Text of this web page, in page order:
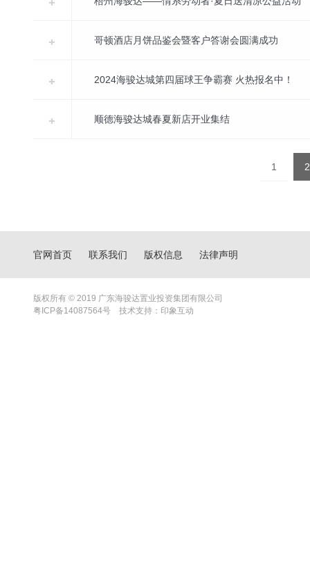
哥顿酒店月饼品鉴会暨客户答谢会圆满成功
2024海骏达城第四届球王争霸赛 火热报名中！
顺德海骏达城春夏新店开业集结
1 2
官网首页 联系我们 版权信息 法律声明
版权所有 © 2019 广东海骏达置业投资集团有限公司
粤ICP备14087564号 技术支持： 印象互动